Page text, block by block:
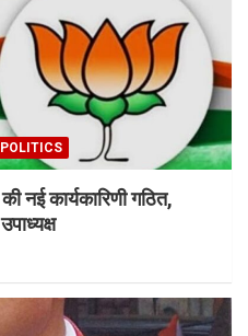
POLITICS
नई कार्यकारिणी गठित,